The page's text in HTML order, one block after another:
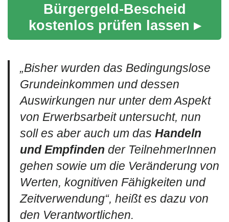
Bürgergeld-Bescheid
kostenlos prüfen lassen ▸
„Bisher wurden das Bedingungslose
Grundeinkommen und dessen
Auswirkungen nur unter dem Aspekt
von Erwerbsarbeit untersucht, nun
soll es aber auch um das Handeln
und Empfinden der TeilnehmerInnen
gehen sowie um die Veränderung von
Werten, kognitiven Fähigkeiten und
Zeitverwendung“, heißt es dazu von
den Verantwortlichen.